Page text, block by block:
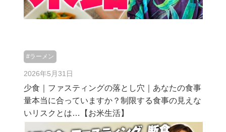
#ラーメン
2026年5月31日
少食｜ファスティングの落とし穴｜あなたの食事
量本当に合っていますか？制限する食事の見えな
いリスクとは…【お米生活】